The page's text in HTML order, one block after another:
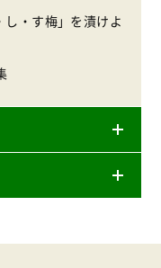
・す梅」を漬けよ